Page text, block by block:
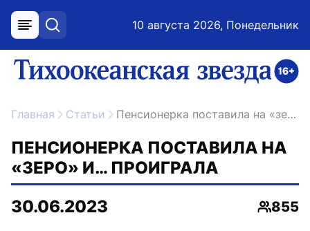
меню поиск 10 августа 2026, Понедельник
ссылка на главную
Главная Статьи Пенсионерка поставила на «зеро» и… проиграла
ПЕНСИОНЕРКА ПОСТАВИЛА НА
«ЗЕРО» И… ПРОИГРАЛА
30.06.2023
855